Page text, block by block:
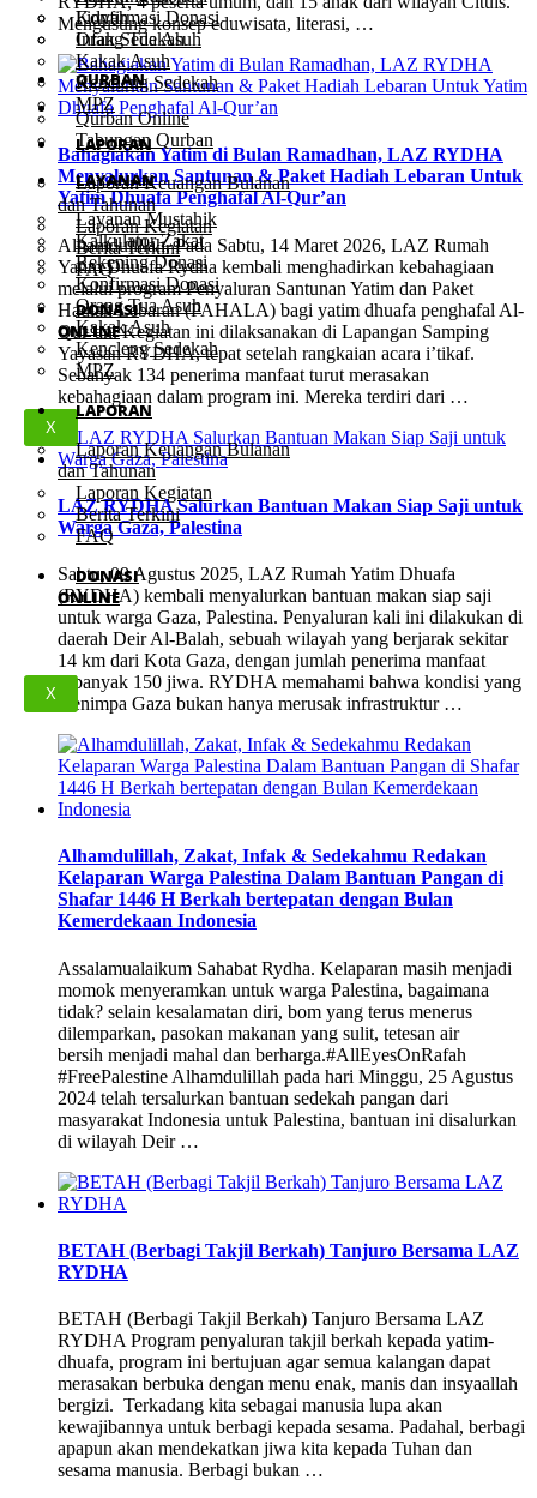
Konfirmasi Donasi
Orang Tua Asuh
Kakak Asuh
Kencleng Sedekah
MPZ
LAPORAN
Laporan Keuangan Bulanan
dan Tahunan
Laporan Kegiatan
Berita Terkini
FAQ
DONASI
ONLINE
X
Fidyah
Infak Sedekah
QURBAN
Qurban Online
Tabungan Qurban
LAYANAN
Layanan Mustahik
Kalkulator Zakat
Rekening Donasi
Konfirmasi Donasi
Orang Tua Asuh
Kakak Asuh
Kencleng Sedekah
MPZ
LAPORAN
Laporan Keuangan Bulanan
dan Tahunan
Laporan Kegiatan
Berita Terkini
FAQ
DONASI
ONLINE
X
Mengusung konsep eduwisata, literasi, …
Bahagiakan Yatim di Bulan Ramadhan, LAZ RYDHA
Menyalurkan Santunan & Paket Hadiah Lebaran Untuk
Yatim Dhuafa Penghafal Al-Qur’an
Alhamdulillah, Pada Sabtu, 14 Maret 2026, LAZ Rumah
Yatim Dhuafa Rydha kembali menghadirkan kebahagiaan
melalui program Penyaluran Santunan Yatim dan Paket
Hadiah Lebaran (PAHALA) bagi yatim dhuafa penghafal Al-
Qur’an. Kegiatan ini dilaksanakan di Lapangan Samping
Yayasan RYDHA, tepat setelah rangkaian acara i’tikaf.
Sebanyak 134 penerima manfaat turut merasakan
kebahagiaan dalam program ini. Mereka terdiri dari …
LAZ RYDHA Salurkan Bantuan Makan Siap Saji untuk
Warga Gaza, Palestina
Sabtu, 09 Agustus 2025, LAZ Rumah Yatim Dhuafa
(RYDHA) kembali menyalurkan bantuan makan siap saji
untuk warga Gaza, Palestina. Penyaluran kali ini dilakukan di
daerah Deir Al-Balah, sebuah wilayah yang berjarak sekitar
14 km dari Kota Gaza, dengan jumlah penerima manfaat
sebanyak 150 jiwa. RYDHA memahami bahwa kondisi yang
menimpa Gaza bukan hanya merusak infrastruktur …
Alhamdulillah, Zakat, Infak & Sedekahmu Redakan
Kelaparan Warga Palestina Dalam Bantuan Pangan di
Shafar 1446 H Berkah bertepatan dengan Bulan
Kemerdekaan Indonesia
Assalamualaikum Sahabat Rydha. Kelaparan masih menjadi
momok menyeramkan untuk warga Palestina, bagaimana
tidak? selain kesalamatan diri, bom yang terus menerus
dilemparkan, pasokan makanan yang sulit, tetesan air
bersih menjadi mahal dan berharga.#AllEyesOnRafah
#FreePalestine Alhamdulillah pada hari Minggu, 25 Agustus
2024 telah tersalurkan bantuan sedekah pangan dari
masyarakat Indonesia untuk Palestina, bantuan ini disalurkan
di wilayah Deir …
BETAH (Berbagi Takjil Berkah) Tanjuro Bersama LAZ
RYDHA
BETAH (Berbagi Takjil Berkah) Tanjuro Bersama LAZ
RYDHA Program penyaluran takjil berkah kepada yatim-
dhuafa, program ini bertujuan agar semua kalangan dapat
merasakan berbuka dengan menu enak, manis dan insyaallah
bergizi. Terkadang kita sebagai manusia lupa akan
kewajibannya untuk berbagi kepada sesama. Padahal, berbagi
apapun akan mendekatkan jiwa kita kepada Tuhan dan
sesama manusia. Berbagi bukan …